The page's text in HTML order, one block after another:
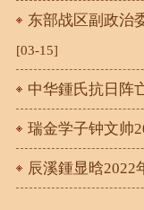
东部战区副政治
[03-15]
中华鍾氏抗日阵
瑞金学子钟文帅
辰溪鍾显晗2022